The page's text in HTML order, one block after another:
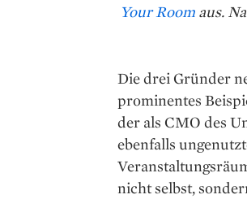
Your Roomaus.
Die drei Gründer
prominentes
der als CMO des
ebenfalls
nicht selbst,